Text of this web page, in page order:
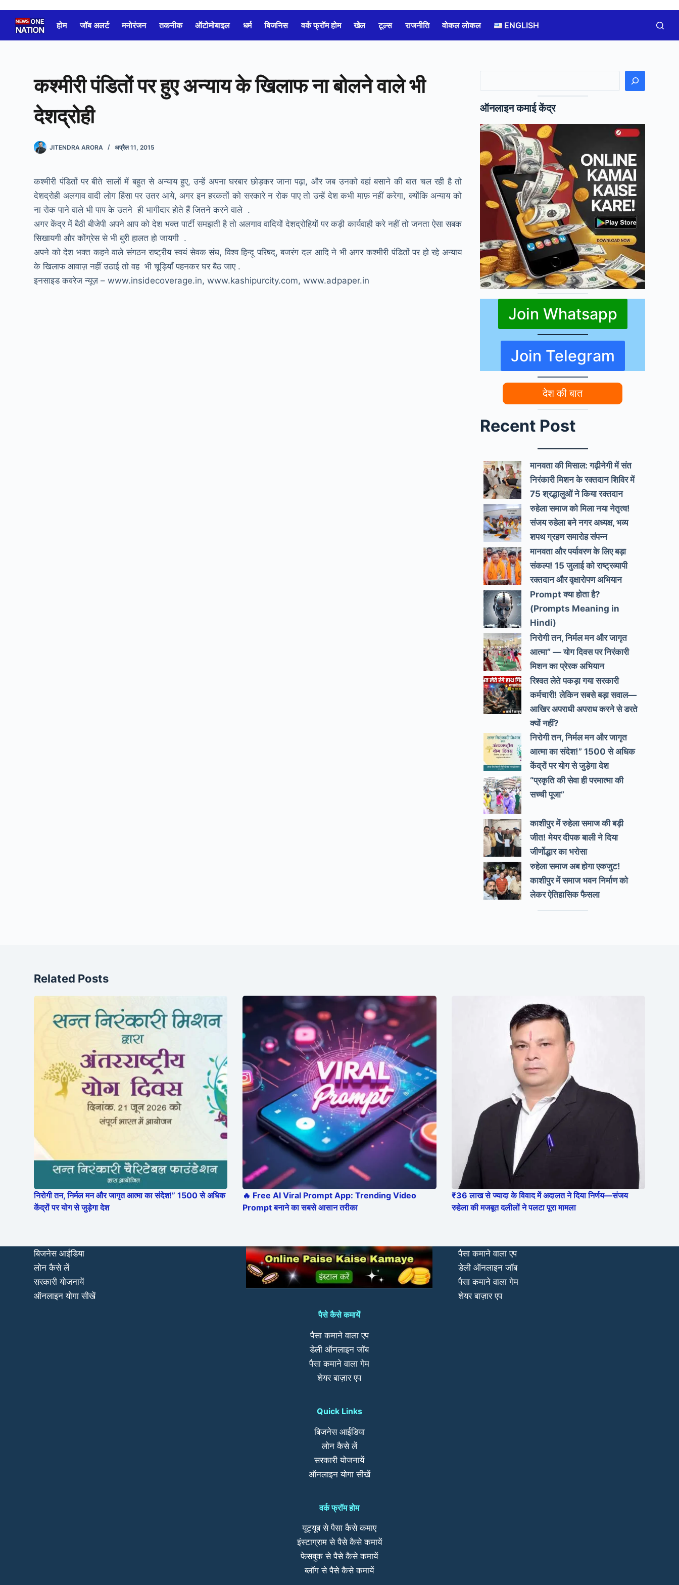
content
होम जॉब अलर्ट मनोरंजन तकनीक ऑटोमोबाइल धर्म बिजनिस वर्क फ्रॉम होम खेल टूल्स राजनीति वोकल लोकल ENGLISH
कश्मीरी पंडितों पर हुए अन्याय के खिलाफ ना बोलने वाले भी
देशद्रोही
JITENDRA ARORA अप्रैल 11, 2015
कश्मीरी पंडितों पर बीते सालों में बहुत से अन्याय हुए, उन्हें अपना घरबार छोड़कर जाना पढ़ा, और जब उनको वहां बसाने की बात चल रही है तो
देशद्रोही अलगाव वादी लोग हिंसा पर उतर आये, अगर इन हरकतों को सरकारे न रोक पाए तो उन्हें देश कभी माफ़ नहीं करेगा, क्योंकि अन्याय को
ना रोक पाने वाले भी पाप के उतने ही भागीदार होते हैं जितने करने वाले .
अगर केंद्र में बैठी बीजेपी अपने आप को देश भक्त पार्टी समझती है तो अलगाव वादियों देशद्रोहियों पर कड़ी कार्यवाही करे नहीं तो जनता ऐसा सबक
सिखायगी और कोंग्रेस से भी बुरी हालत हो जायगी .
अपने को देश भक्त कहने वाले संगठन राष्ट्रीय स्वयं सेवक संघ, विश्व हिन्दू परिषद्, बजरंग दल आदि ने भी अगर कश्मीरी पंडितों पर हो रहे अन्याय
के खिलाफ आवाज़ नहीं उठाई तो वह भी चूड़ियाँ पहनकर घर बैठ जाए .
इनसाइड कवरेज न्यूज़ – www.insidecoverage.in, www.kashipurcity.com, www.adpaper.in
ऑनलाइन कमाई केंद्र
Join Whatsapp
Join Telegram
देश की बात
Recent Post
मानवता की मिसाल: गढ़ीनेगी में संत
निरंकारी मिशन के रक्तदान शिविर में
75 श्रद्धालुओं ने किया रक्तदान
रुहेला समाज को मिला नया नेतृत्व!
संजय रुहेला बने नगर अध्यक्ष, भव्य
शपथ ग्रहण समारोह संपन्न
मानवता और पर्यावरण के लिए बड़ा
संकल्प! 15 जुलाई को राष्ट्रव्यापी
रक्तदान और वृक्षारोपण अभियान
Prompt क्या होता है?
(Prompts Meaning in
Hindi)
निरोगी तन, निर्मल मन और जागृत
आत्मा” — योग दिवस पर निरंकारी
मिशन का प्रेरक अभियान
रिश्वत लेते पकड़ा गया सरकारी
कर्मचारी! लेकिन सबसे बड़ा सवाल—
आखिर अपराधी अपराध करने से डरते
क्यों नहीं?
निरोगी तन, निर्मल मन और जागृत
आत्मा का संदेश!” 1500 से अधिक
केंद्रों पर योग से जुड़ेगा देश
“प्रकृति की सेवा ही परमात्मा की
सच्ची पूजा”
काशीपुर में रुहेला समाज की बड़ी
जीत! मेयर दीपक बाली ने दिया
जीर्णोद्धार का भरोसा
रुहेला समाज अब होगा एकजुट!
काशीपुर में समाज भवन निर्माण को
लेकर ऐतिहासिक फैसला
Related Posts
निरोगी तन, निर्मल मन और जागृत आत्मा का संदेश!” 1500 से अधिक
केंद्रों पर योग से जुड़ेगा देश
🔥 Free AI Viral Prompt App: Trending Video
Prompt बनाने का सबसे आसान तरीका
₹36 लाख से ज्यादा के विवाद में अदालत ने दिया निर्णय—संजय
रुहेला की मजबूत दलीलों ने पलटा पूरा मामला
बिजनेस आईडिया
लोन कैसे लें
सरकारी योजनायें
ऑनलाइन योगा सीखें
पैसे कैसे कमायें
पैसा कमाने वाला एप
डेली ऑनलाइन जॉब
पैसा कमाने वाला गेम
शेयर बाज़ार एप
Quick Links
बिजनेस आईडिया
लोन कैसे लें
सरकारी योजनायें
ऑनलाइन योगा सीखें
वर्क फ्रॉम होम
यूट्यूब से पैसा कैसे कमाए
इंस्टाग्राम से पैसे कैसे कमायें
फेसबुक से पैसे कैसे कमायें
ब्लॉग से पैसे कैसे कमायें
पैसा कमाने वाला एप
डेली ऑनलाइन जॉब
पैसा कमाने वाला गेम
शेयर बाज़ार एप